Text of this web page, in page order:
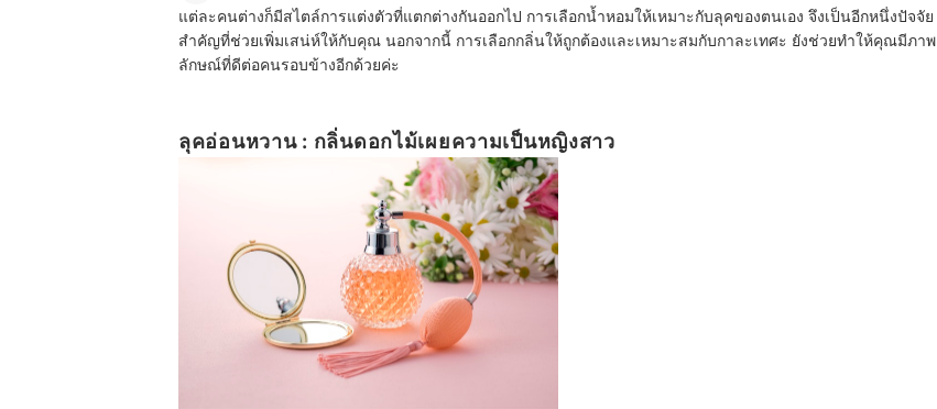
แต่ละคนต่างก็มีสไตล์การแต่งตัวที่แตกต่างกันออกไป การเลือกน้ำหอมให้เหมาะกับลุคของตนเอง จึงเป็นอีกหนึ่งปัจจัย
สำคัญที่ช่วยเพิ่มเสน่ห์ให้กับคุณ นอกจากนี้ การเลือกกลิ่นให้ถูกต้องและเหมาะสมกับกาละเทศะ ยังช่วยทำให้คุณมีภาพ
ลักษณ์ที่ดีต่อคนรอบข้างอีกด้วยค่ะ
ลุคอ่อนหวาน : กลิ่นดอกไม้เผยความเป็นหญิงสาว